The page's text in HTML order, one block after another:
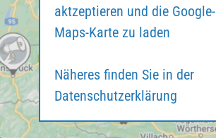
aktzeptieren und die Google-
Maps-Karte zu laden
Näheres finden Sie in der
Datenschutzerklärung